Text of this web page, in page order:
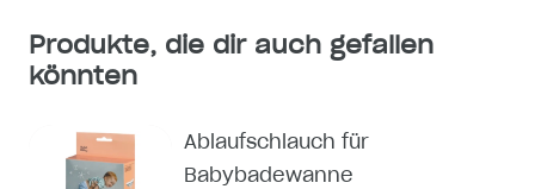
Produkte, die dir auch gefallen
könnten
Ablaufschlauch für
Babybadewanne